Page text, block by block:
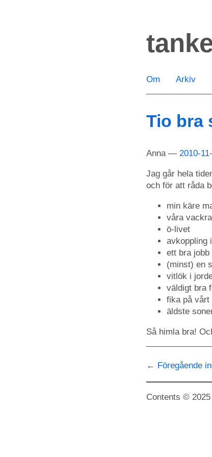
Om Arkiv
Tio bra
Anna 2010-
Jag går hela
och för att råda
min käre
våra
ö-livet
avkoppling
ett bra
(minst) en
vitlök i
väldigt bra
fika på vårt
äldste
Så himla bra!
Föregående
Contents © 2025